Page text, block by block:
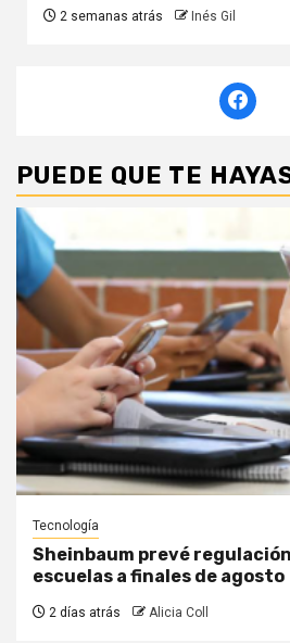
2 semanas atrás Inés Gil
PUEDE QUE TE
Tecnología
Sheinbaum prevé
escuelas a finales de agosto
2 días atrás Alicia Coll